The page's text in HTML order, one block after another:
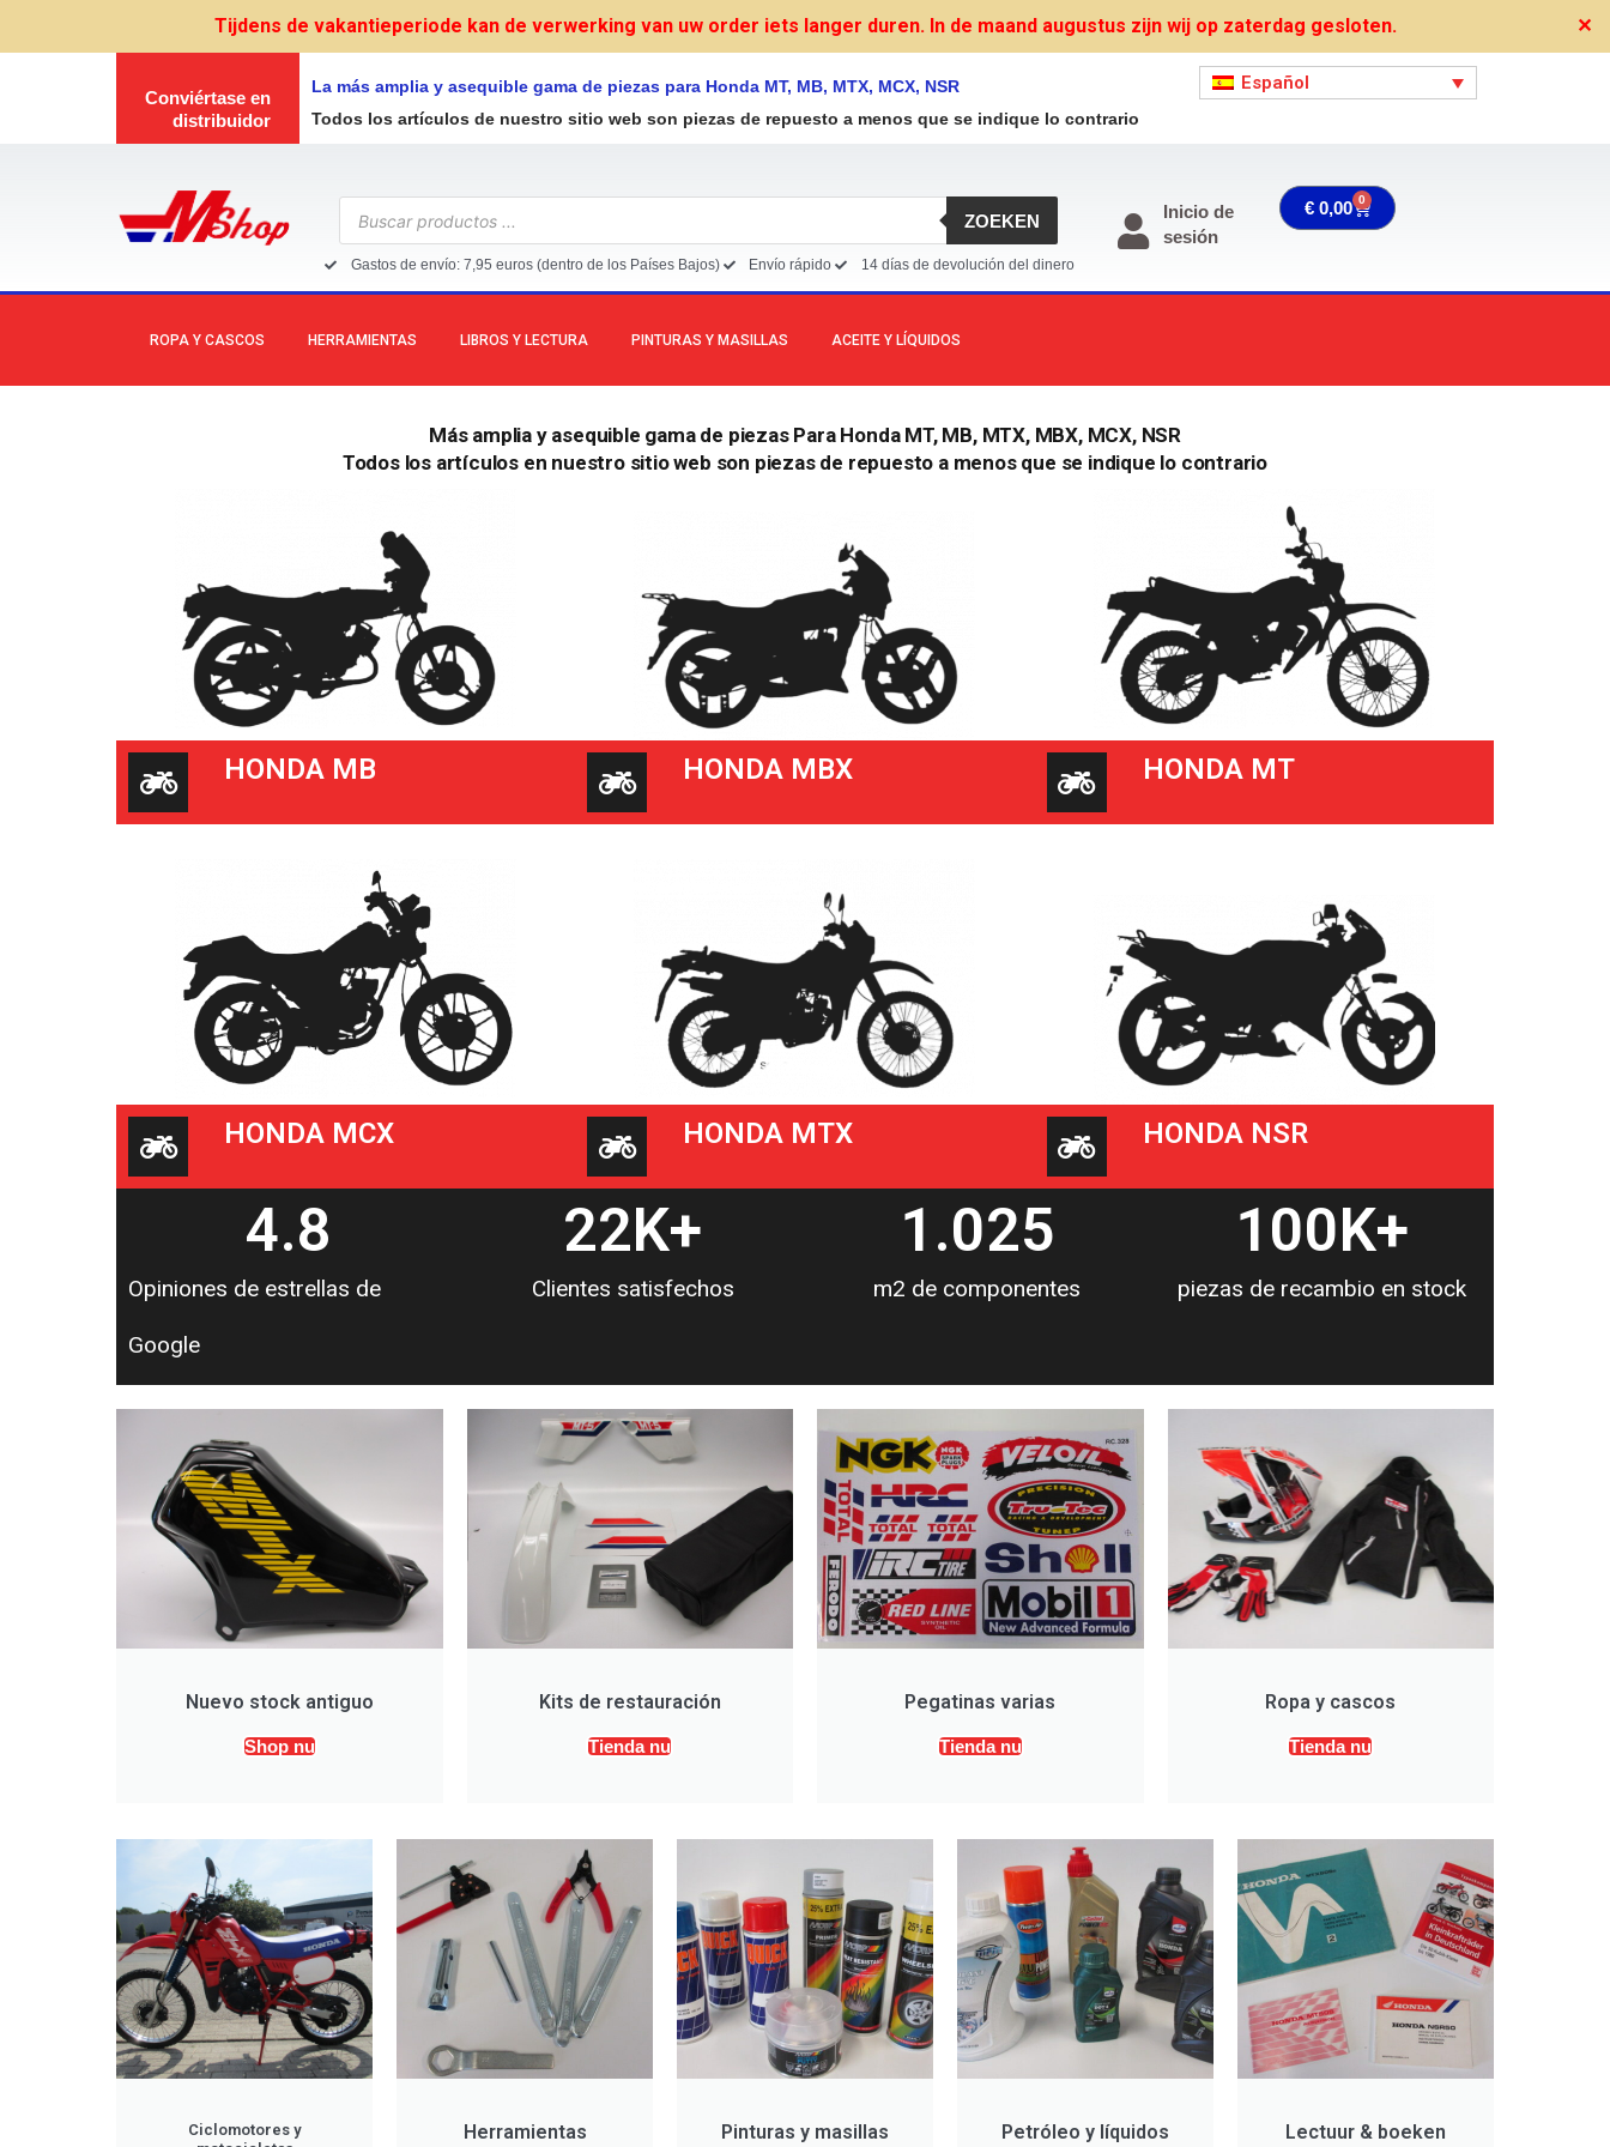
Tijdens de vakantieperiode kan de verwerking van uw order iets langer duren. In de maand augustus zijn wij op zaterdag gesloten. ✕
Conviértase en
distribuidor
La más amplia y asequible gama de piezas para Honda MT, MB, MTX, MCX, NSR
Todos los artículos de nuestro sitio web son piezas de repuesto a menos que se indique lo contrario
Español
Búsqueda
de
productos
ZOEKEN
Gastos de envío: 7,95 euros (dentro de los Países Bajos) Envío rápido 14 días de devolución del dinero
Inicio de
sesión
€ 0,00 0 Carrito
ROPA Y CASCOS HERRAMIENTAS LIBROS Y LECTURA PINTURAS Y MASILLAS ACEITE Y LÍQUIDOS
Más amplia y asequible gama de piezas Para Honda MT, MB, MTX, MBX, MCX, NSR
Todos los artículos en nuestro sitio web son piezas de repuesto a menos que se indique lo contrario
HONDA MB HONDA MBX HONDA MT
HONDA MCX HONDA MTX HONDA NSR
Opiniones de estrellas de
Google
4.8
Clientes satisfechos
22K+
m2 de componentes
1.025
piezas de recambio en stock
100K+
Nuevo stock antiguo
Shop nu
Kits de restauración
Tienda nu
Pegatinas varias
Tienda nu
Ropa y cascos
Tienda nu
Ciclomotores y
Herramientas Pinturas y masillas Petróleo y líquidos Lectuur & boeken